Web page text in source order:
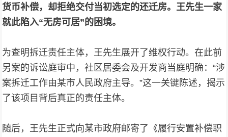
货币补偿，却拒绝交付当初选定的还迁房。 王先生一家
就此陷入“无房可居”的困境。
为查明拆迁责任主体，王先生展开了维权行动。在此前
另案的诉讼庭审中，社区居委会及开发商当庭明确：“涉
案拆迁工作由某市人民政府主导。”这一关键陈述，揭示
了该项目背后真正的责任主体。
随后，王先生正式向某市政府邮寄了《履行安置补偿职